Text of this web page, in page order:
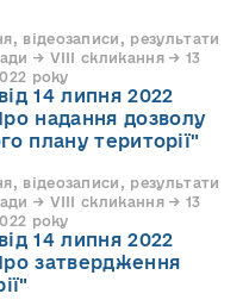
відеозаписи, результати
→ VIII скликання → 13
року
14 липня 2022
надання дозволу
плану території"
відеозаписи, результати
→ VIII скликання → 13
року
14 липня 2022
затвердження